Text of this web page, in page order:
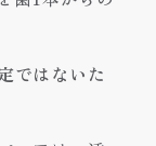
ではないた